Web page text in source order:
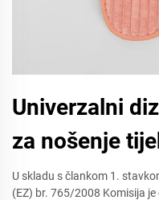
Univerzalni
za nošenje
U skladu s člankom 1.
(EZ) br. 765/2008 Komisija